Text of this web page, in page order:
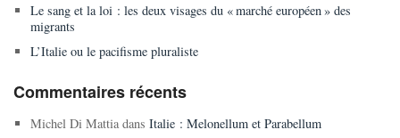
Le sang et la loi : les deux visages du « marché européen » des
migrants
L’Italie ou le pacifisme pluraliste
Commentaires récents
Michel Di Mattiadans Italie : Melonellum et Parabellum